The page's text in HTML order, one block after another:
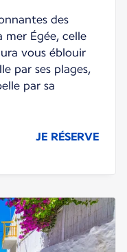
des
mer Égée, celle
vous éblouir
par ses plages,
par sa
JE RÉSERVE